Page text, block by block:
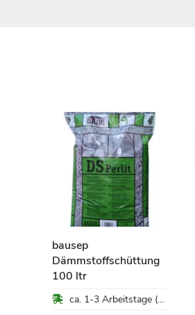
bausep
Dämmstoffschüttung
100 ltr
ca. 1-3 Arbeitstage (Mo-Fr)